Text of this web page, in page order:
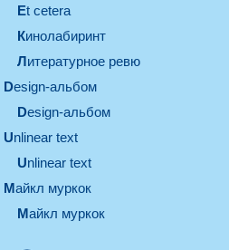
et cetera
кинолабиринт
литературное ревю
design-альбом
design-альбом
unlinear text
Unlinear text
майкл муркок
майкл муркок